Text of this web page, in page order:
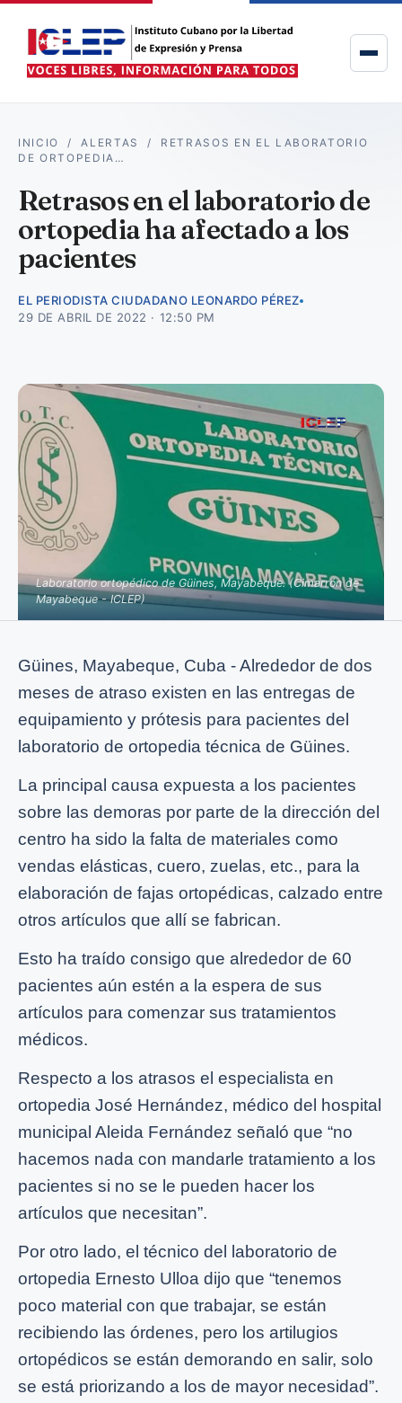
INICIO /ALERTAS / RETRASOS EN EL LABORATORIO
DE ORTOPEDIA…
Retrasos en el laboratorio de
ortopedia ha afectado a los
pacientes
EL PERIODISTA CIUDADANO LEONARDO PÉREZ
29 DE ABRIL DE 2022 · 12:50 PM
Laboratorio ortopédico de Güines, Mayabeque. (Cimarrón de
Mayabeque - ICLEP)
Güines, Mayabeque, Cuba - Alrededor de dos
meses de atraso existen en las entregas de
equipamiento y prótesis para pacientes del
laboratorio de ortopedia técnica de Güines.
La principal causa expuesta a los pacientes
sobre las demoras por parte de la dirección del
centro ha sido la falta de materiales como
vendas elásticas, cuero, zuelas, etc., para la
elaboración de fajas ortopédicas, calzado entre
otros artículos que allí se fabrican.
Esto ha traído consigo que alrededor de 60
pacientes aún estén a la espera de sus
artículos para comenzar sus tratamientos
médicos.
Respecto a los atrasos el especialista en
ortopedia José Hernández, médico del hospital
municipal Aleida Fernández señaló que “no
hacemos nada con mandarle tratamiento a los
pacientes si no se le pueden hacer los
artículos que necesitan”.
Por otro lado, el técnico del laboratorio de
ortopedia Ernesto Ulloa dijo que “tenemos
poco material con que trabajar, se están
recibiendo las órdenes, pero los artilugios
ortopédicos se están demorando en salir, solo
se está priorizando a los de mayor necesidad”.